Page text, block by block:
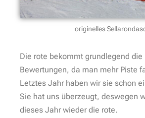
originelles
Die rote bekommt grundlegend die
Bewertungen, da man mehr Piste
Letztes Jahr haben wir sie schon
Sie hat uns überzeugt, deswegen
dieses Jahr wieder die rote.